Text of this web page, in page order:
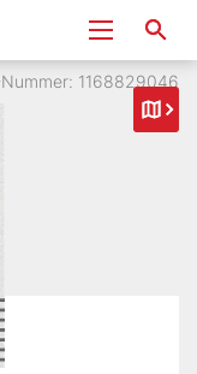
1168829046